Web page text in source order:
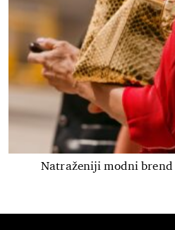
Natraženiji modni brend